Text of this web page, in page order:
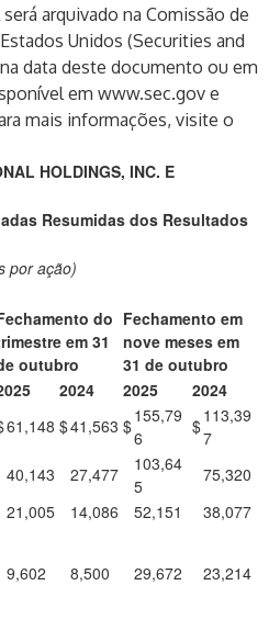
arquivado na Comissão de
Unidos (Securities and
data deste documento ou em
em www.sec.gov e
mais informações, visite o
HOLDINGS, INC. E
Resumidas dos Resultados
por ação)
do
em 31
outubro
Fechamento em
nove meses em
31 de outubro
2024 2025
2024
61,148 $41,563 $155,79
6
$113,39
7
40,143 27,477
103,64
5
75,320
21,005 14,086 52,151 38,077
9,602 8,500 29,672 23,214